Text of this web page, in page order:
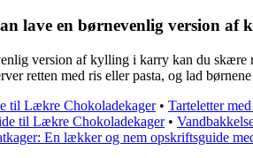
lave en børnevenlig version af
version af kylling i karry kan du skære
retten med ris eller pasta, og lad
til Lækre Chokoladekager• Tarteletter
til Lækre Chokoladekager•
En lækker og nem opskriftsguide